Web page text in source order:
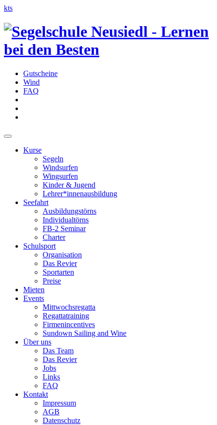
kts
Gutscheine
Wind
FAQ
Kurse
Segeln
Windsurfen
Wingsurfen
Kinder & Jugend
Lehrer*innenausbildung
Seefahrt
Ausbildungstörns
Individualtörns
FB-2 Seminar
Charter
Schulsport
Organisation
Das Revier
Sportarten
Preise
Mieten
Events
Mittwochsregatta
Regattatraining
Firmenincentives
Sundown Sailing and Wine
Über uns
Das Team
Das Revier
Jobs
Links
FAQ
Kontakt
Impressum
AGB
Datenschutz